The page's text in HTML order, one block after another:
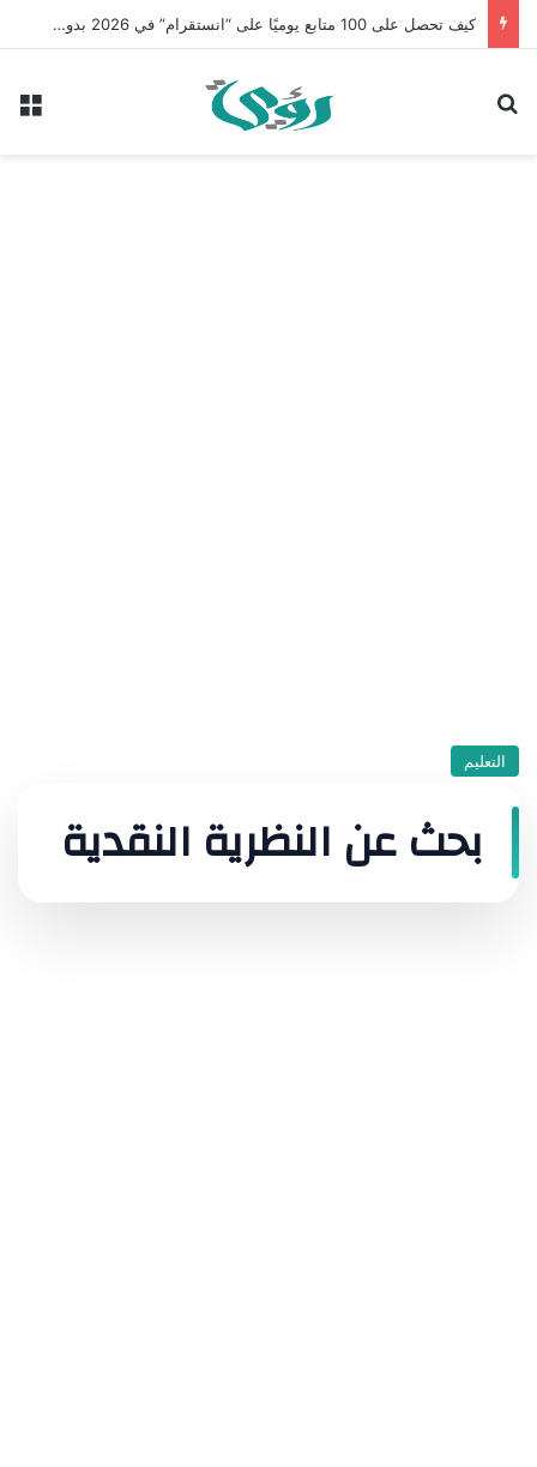
كيف تحصل على 100 متابع يوميًا على “انستقرام” في 2026 بدون إعلانات
التعليم
بحث عن النظرية النقدية